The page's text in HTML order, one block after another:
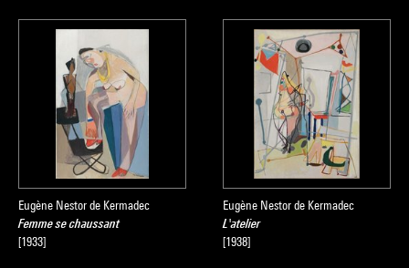
Eugène Nestor de Kermadec
Femme se chaussant
[1933]
Eugène Nestor de Kermadec
L'atelier
[1938]